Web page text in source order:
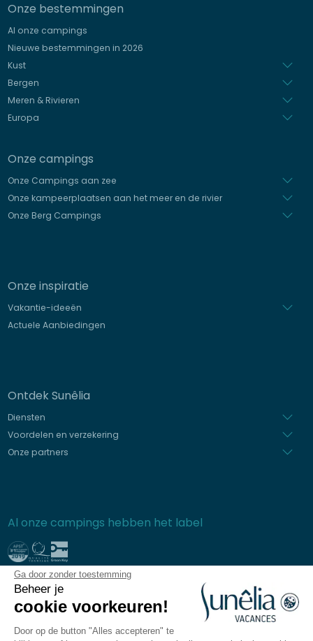
Ga door zonder toestemming
Beheer je
cookie voorkeuren!
Door op de button "Alles accepteren" te
Duits
Italiaans
Onze bestemmingen
Al onze campings
Nieuwe bestemmingen in 2026
Kust
Bergen
Meren & Rivieren
Europa
Onze campings
Onze Campings aan zee
Onze kampeerplaatsen aan het meer en de rivier
Onze Berg Campings
Onze inspiratie
Vakantie-ideeën
Actuele Aanbiedingen
Ontdek Sunêlia
Diensten
Voordelen en verzekering
Onze partners
Al onze campings hebben het label
Beveiligde betaling